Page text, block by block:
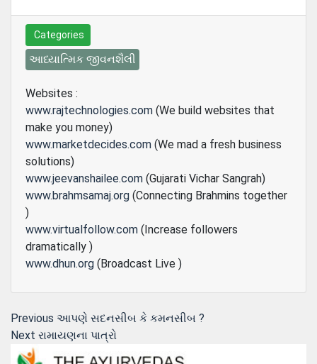
Categories
આધ્યાત્મિક જીવનશૈલી
Websites :
www.rajtechnologies.com (We build websites that
make you money)
www.marketdecides.com (We mad a fresh business
solutions)
www.jeevanshailee.com (Gujarati Vichar Sangrah)
www.brahmsamaj.org (Connecting Brahmins together
)
www.virtualfollow.com (Increase followers
dramatically )
www.dhun.org (Broadcast Live )
Post
navigation
Previous Previous
post:
આપણે સદનસીબ કે કમનસીબ ?
Next Next
રામાયણના પાત્રો